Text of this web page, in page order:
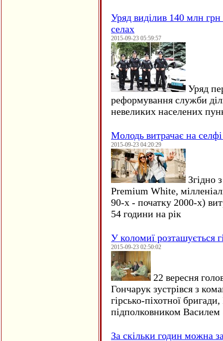
Уряд виділив 140 млн
селах
2015-09-23 05:59:57
Уряд
реформування служби
невеликих населених
Молодь витрачає на
2015-09-23 04:20:29
Згідно
Premium White,
90-х - початку 2000-х)
54 години на рік
У коломиї розташується
2015-09-23 02:50:02
22 вересня
Гончарук зустрівся з
гірсько-піхотної
підполковником
За скільки годин можна